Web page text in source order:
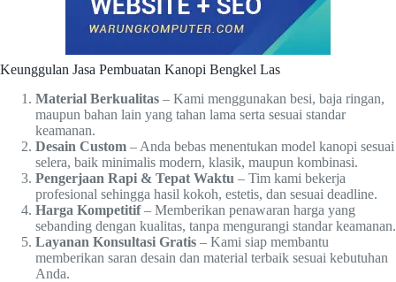
Keunggulan Jasa Pembuatan Kanopi Bengkel Las
Material Berkualitas – Kami menggunakan besi, baja ringan,
maupun bahan lain yang tahan lama serta sesuai standar
keamanan.
Desain Custom – Anda bebas menentukan model kanopi sesuai
selera, baik minimalis modern, klasik, maupun kombinasi.
Pengerjaan Rapi & Tepat Waktu – Tim kami bekerja
profesional sehingga hasil kokoh, estetis, dan sesuai deadline.
Harga Kompetitif– Memberikan penawaran harga yang
sebanding dengan kualitas, tanpa mengurangi standar keamanan.
Layanan Konsultasi Gratis – Kami siap membantu
memberikan saran desain dan material terbaik sesuai kebutuhan
Anda.